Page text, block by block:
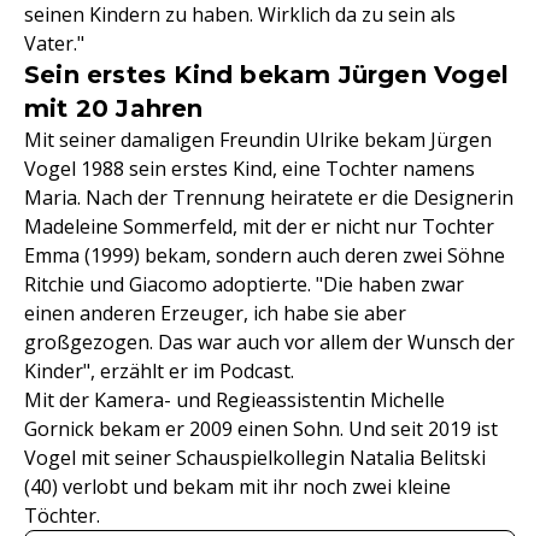
seinen Kindern zu haben. Wirklich da zu sein als
Vater."
Sein erstes Kind bekam Jürgen Vogel
mit 20 Jahren
Mit seiner damaligen Freundin Ulrike bekam Jürgen
Vogel 1988 sein erstes Kind, eine Tochter namens
Maria. Nach der Trennung heiratete er die Designerin
Madeleine Sommerfeld, mit der er nicht nur Tochter
Emma (1999) bekam, sondern auch deren zwei Söhne
Ritchie und Giacomo adoptierte. "Die haben zwar
einen anderen Erzeuger, ich habe sie aber
großgezogen. Das war auch vor allem der Wunsch der
Kinder", erzählt er im Podcast.
Mit der Kamera- und Regieassistentin Michelle
Gornick bekam er 2009 einen Sohn. Und seit 2019 ist
Vogel mit seiner Schauspielkollegin Natalia Belitski
(40) verlobt und bekam mit ihr noch zwei kleine
Töchter.